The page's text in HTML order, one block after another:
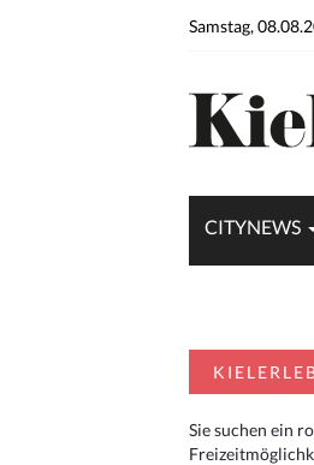
Samstag,
CITYNEWS
Sie suchen ein